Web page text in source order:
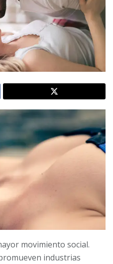
movimiento social.
industrias